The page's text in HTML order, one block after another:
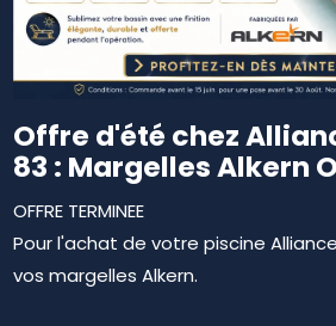
Offre d'été chez
83 : Margelles Alkern
OFFRE TERMINEE
Pour l'achat de votre piscine
vos margelles Alkern.